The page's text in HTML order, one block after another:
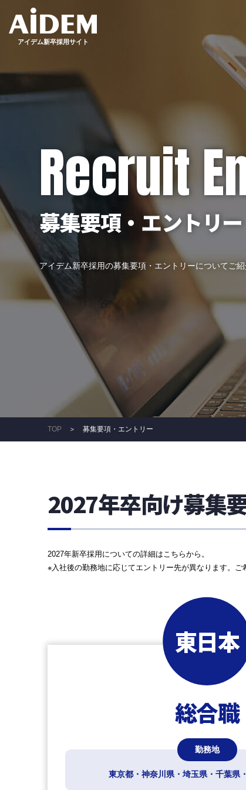
アイデム新卒採用サイト
Recruit
募集要項・エントリー
アイデム新卒採用の募集要項・エントリーについてご紹
TOP＞ 募集要項・エントリー
2027年卒向け募集
2027年新卒採用についての詳細はこちらから。
※入社後の勤務地に応じてエントリー先が異なります。ご
東日本
総合職
勤務地
東京都・神奈川県・埼玉県・千葉県・